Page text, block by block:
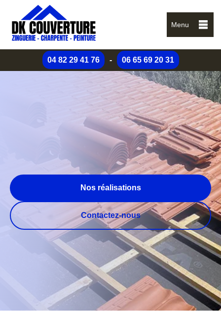
Menu
04 82 29 41 76 - 06 65 69 20 31
Nos réalisations
Contactez-nous